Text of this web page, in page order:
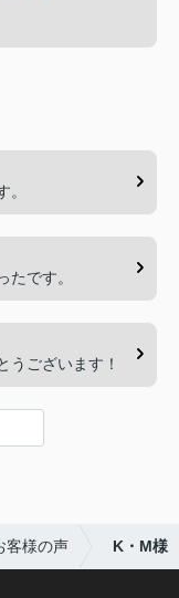
。
たです。
うございます！
客様の声 K・M様